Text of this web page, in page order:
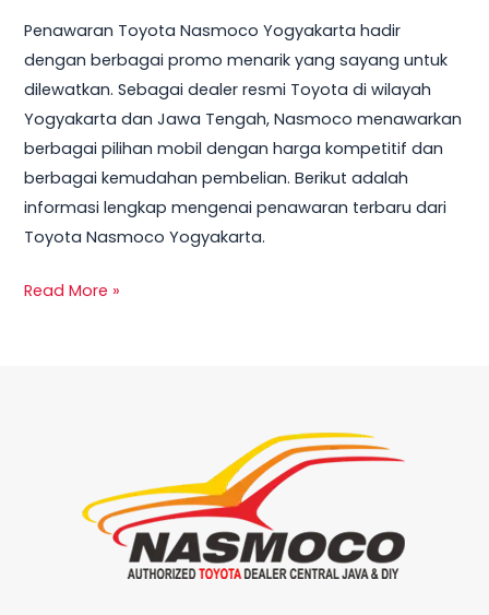
Penawaran Toyota Nasmoco Yogyakarta hadir
dengan berbagai promo menarik yang sayang untuk
dilewatkan. Sebagai dealer resmi Toyota di wilayah
Yogyakarta dan Jawa Tengah, Nasmoco menawarkan
berbagai pilihan mobil dengan harga kompetitif dan
berbagai kemudahan pembelian. Berikut adalah
informasi lengkap mengenai penawaran terbaru dari
Toyota Nasmoco Yogyakarta.
Promo
Terbaru
dan
Harga
Mobil
2025
Read More »